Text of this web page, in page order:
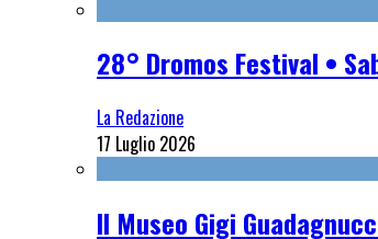
28° Dromos Festival •
La Redazione
17 Luglio 2026
Il Museo Gigi